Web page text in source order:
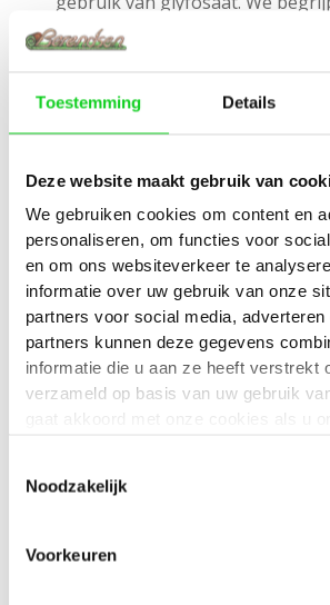
Toestemming Details
Deze website maakt gebruik van
We gebruiken cookies om content en
personaliseren, om functies voor
en om ons websiteverkeer te
informatie over uw gebruik van onze
partners voor social media,
partners kunnen deze gegevens
informatie die u aan ze heeft verstrekt
verzameld op basis van uw gebruik
gaat akkoord met onze cookies als u
Noodzakelijk
Voorkeuren
van een gezond milieu en
ervaring in de branche, hebben
producten van de hoogste
Levering in Heel Nederland
:
worden door heel Nederland
in het noorden, zuiden, oosten
Nederland woont, wij brengen
leven.
Eenvoudige Bestelling en
bestellen van onze graszoden
snel. Binnen de kortste keren
Milieubewuste Keuze
gecommitteerd aan een